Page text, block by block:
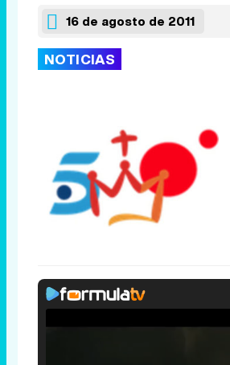
16 de agosto de 2011
NOTICIAS